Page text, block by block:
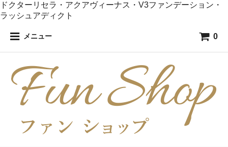
ドクターリセラ・アクアヴィーナス・V3ファンデーション・
ラッシュアディクト
メニュー 0